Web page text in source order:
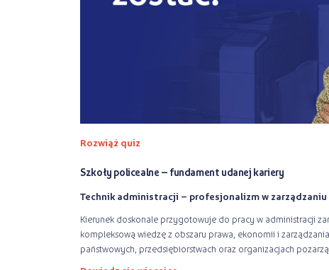
Rozwiąż quiz
Szkoły policealne – fundament udanej kariery
Technik administracji – profesjonalizm w zarządzaniu
Kierunek doskonale przygotowuje do pracy w administracji
kompleksową wiedzę z obszaru prawa, ekonomii i
państwowych, przedsiębiorstwach oraz organizacjach